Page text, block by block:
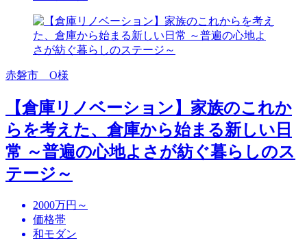
赤磐市 O様
【倉庫リノベーション】家族のこれか
らを考えた、倉庫から始まる新しい日
常 ～普遍の心地よさが紡ぐ暮らしのス
テージ～
2000万円～
価格帯
和モダン